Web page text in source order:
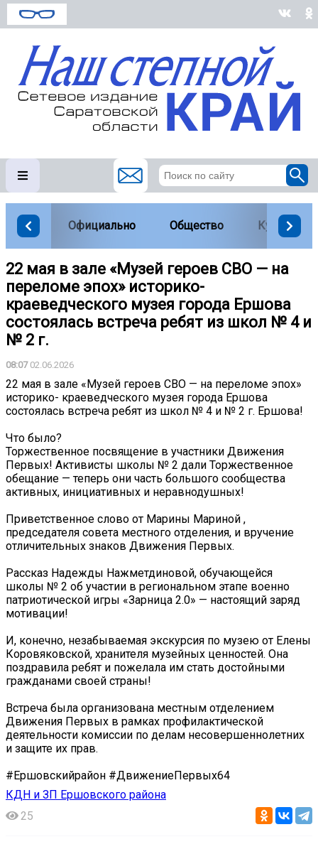
Официально Общество Культура
22 мая в зале «Музей героев СВО — на
переломе эпох» историко-
краеведческого музея города Ершова
состоялась встреча ребят из школ № 4 и
№ 2 г.
08:0702.06.2026
22 мая в зале «Музей героев СВО — на переломе эпох»
историко- краеведческого музея города Ершова
состоялась встреча ребят из школ № 4 и № 2 г. Ершова!
Что было?
Торжественное посвящение в участники Движения
Первых! Активисты школы № 2 дали Торжественное
обещание — теперь они часть большого сообщества
активных, инициативных и неравнодушных!
Приветственное слово от Марины Мариной ,
председателя совета местного отделения, и вручение
отличительных знаков Движения Первых.
Рассказ Надежды Нажметдиновой, обучающейся
школы № 2 об участии в региональном этапе военно
патриотической игры «Зарница 2.0» — настоящий заряд
мотивации!
И, конечно, незабываемая экскурсия по музею от Елены
Коровяковской, хранителя музейных ценностей. Она
поздравила ребят и пожелала им стать достойными
гражданами своей страны!
Встреча была организована местным отделением
Движения Первых в рамках профилактической
деятельности комиссии по делам несовершеннолетних
и защите их прав.
#Ершовскийрайон #ДвижениеПервых64
КДН и ЗП Ершовского района
25